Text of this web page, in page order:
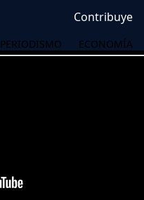
Contribuye
PERIODISMO ECONOMÍA